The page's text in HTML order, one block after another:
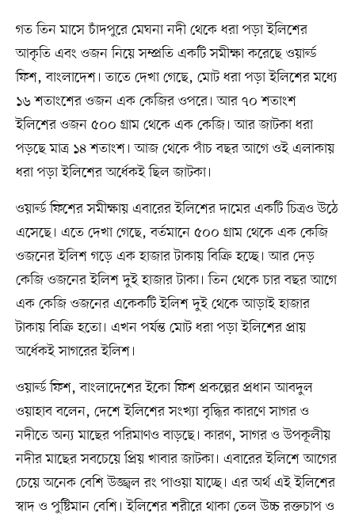
গত তিন মাসে চাঁদপুরে মেঘনা নদী থেকে ধরা পড়া ইলিশের
আকৃতি এবং ওজন নিয়ে সম্প্রতি একটি সমীক্ষা করেছে ওয়ার্ল্ড
ফিশ, বাংলাদেশ। তাতে দেখা গেছে, মোট ধরা পড়া ইলিশের মধ্যে
১৬ শতাংশের ওজন এক কেজির ওপরে। আর ৭০ শতাংশ
ইলিশের ওজন ৫০০ গ্রাম থেকে এক কেজি। আর জাটকা ধরা
পড়ছে মাত্র ১৪ শতাংশ। আজ থেকে পাঁচ বছর আগে ওই এলাকায়
ধরা পড়া ইলিশের অর্ধেকই ছিল জাটকা।
ওয়ার্ল্ড ফিশের সমীক্ষায় এবারের ইলিশের দামের একটি চিত্রও উঠে
এসেছে। এতে দেখা গেছে, বর্তমানে ৫০০ গ্রাম থেকে এক কেজি
ওজনের ইলিশ গড়ে এক হাজার টাকায় বিক্রি হচ্ছে। আর দেড়
কেজি ওজনের ইলিশ দুই হাজার টাকা। তিন থেকে চার বছর আগে
এক কেজি ওজনের একেকটি ইলিশ দুই থেকে আড়াই হাজার
টাকায় বিক্রি হতো। এখন পর্যন্ত মোট ধরা পড়া ইলিশের প্রায়
অর্ধেকই সাগরের ইলিশ।
ওয়ার্ল্ড ফিশ, বাংলাদেশের ইকো ফিশ প্রকল্পের প্রধান আবদুল
ওয়াহাব বলেন, দেশে ইলিশের সংখ্যা বৃদ্ধির কারণে সাগর ও
নদীতে অন্য মাছের পরিমাণও বাড়ছে। কারণ, সাগর ও উপকূলীয়
নদীর মাছের সবচেয়ে প্রিয় খাবার জাটকা। এবারের ইলিশে আগের
চেয়ে অনেক বেশি উজ্জ্বল রং পাওয়া যাচ্ছে। এর অর্থ এই ইলিশের
স্বাদ ও পুষ্টিমান বেশি। ইলিশের শরীরে থাকা তেল উচ্চ রক্তচাপ ও